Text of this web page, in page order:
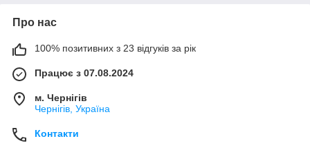
Про нас
100% позитивних з 23 відгуків за рік
Працює з 07.08.2024
м. Чернігів
Чернігів, Україна
Контакти